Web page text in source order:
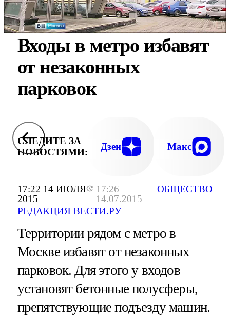
17:22 14 ИЮЛЯ
2015
17:26
14.07.2015
РЕДАКЦИЯ ВЕСТИ.РУ
ОБЩЕСТВО
Входы в метро избавят
от незаконных
парковок
СЛЕДИТЕ ЗА
НОВОСТЯМИ:
Дзен Макс
Территории рядом с метро в
Москве избавят от незаконных
парковок. Для этого у входов
установят бетонные полусферы,
препятствующие подъезду машин.